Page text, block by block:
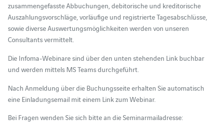
zusammengefasste Abbuchungen, debitorische und kreditorische
Auszahlungsvorschläge, vorläufige und registrierte Tagesabschlüsse,
sowie diverse Auswertungsmöglichkeiten werden von unseren
Consultants vermittelt.
Die Infoma-Webinare sind über den unten stehenden Link buchbar
und werden mittels MS Teams durchgeführt.
Nach Anmeldung über die Buchungsseite erhalten Sie automatisch
eine Einladungsemail mit einem Link zum Webinar.
Bei Fragen wenden Sie sich bitte an die Seminarmailadresse: